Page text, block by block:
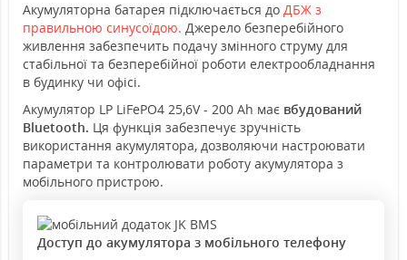
Акумуляторна батарея підключається до ДБЖ з
правильною синусоїдою. Джерело безперебійного
живлення забезпечить подачу змінного струму для
стабільної та безперебійної роботи електрообладнання
в будинку чи офісі.
Акумулятор LP LiFePO4 25,6V - 200 Ah має вбудований
Bluetooth. Ця функція забезпечує зручність
використання акумулятора, дозволяючи настроювати
параметри та контролювати роботу акумулятора з
мобільного пристрою.
Доступ до акумулятора з мобільного телефону